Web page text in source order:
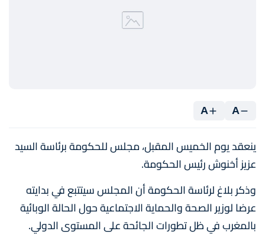
A
A
ينعقد يوم الخميس المقبل، مجلس للحكومة برئاسة السيد
عزيز أخنوش رئيس الحكومة.
وذكر بلاغ لرئاسة الحكومة أن المجلس سيتتبع في بدايته
عرضا لوزير الصحة والحماية الاجتماعية حول الحالة الوبائية
بالمغرب في ظل تطورات الجائحة على المستوى الدولي.